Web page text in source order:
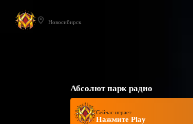
Новосибирск
Абсолют парк радио
Сейчас играет
Нажмите Play